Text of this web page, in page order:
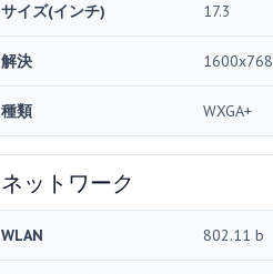
サイズ(インチ) 17.3
解決 1600x768
種類 WXGA+
ネットワーク
WLAN 802.11 b